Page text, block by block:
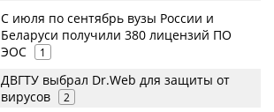
С июля по сентябрь вузы России и
Беларуси получили 380 лицензий ПО
ЭОС
1
ДВГТУ выбрал Dr.Web для защиты от
вирусов
2